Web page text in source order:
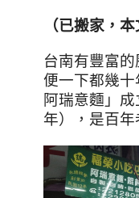
（已搬家，本
台南有豐富
便一下都幾
阿瑞意麵」成
年）
，是百